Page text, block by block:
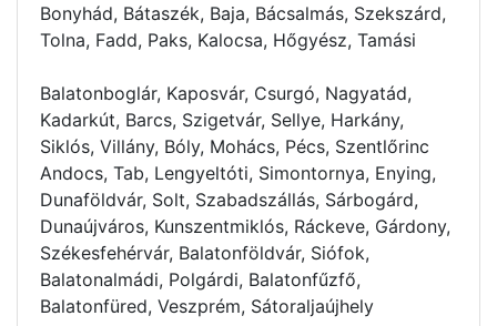
Bonyhád, Bátaszék, Baja, Bácsalmás, Szekszárd,
Tolna, Fadd, Paks, Kalocsa, Hőgyész, Tamási
Balatonboglár, Kaposvár, Csurgó, Nagyatád,
Kadarkút, Barcs, Szigetvár, Sellye, Harkány,
Siklós, Villány, Bóly, Mohács, Pécs, Szentlőrinc
Andocs, Tab, Lengyeltóti, Simontornya, Enying,
Dunaföldvár, Solt, Szabadszállás, Sárbogárd,
Dunaújváros, Kunszentmiklós, Ráckeve, Gárdony,
Székesfehérvár, Balatonföldvár, Siófok,
Balatonalmádi, Polgárdi, Balatonfűzfő,
Balatonfüred, Veszprém, Sátoraljaújhely